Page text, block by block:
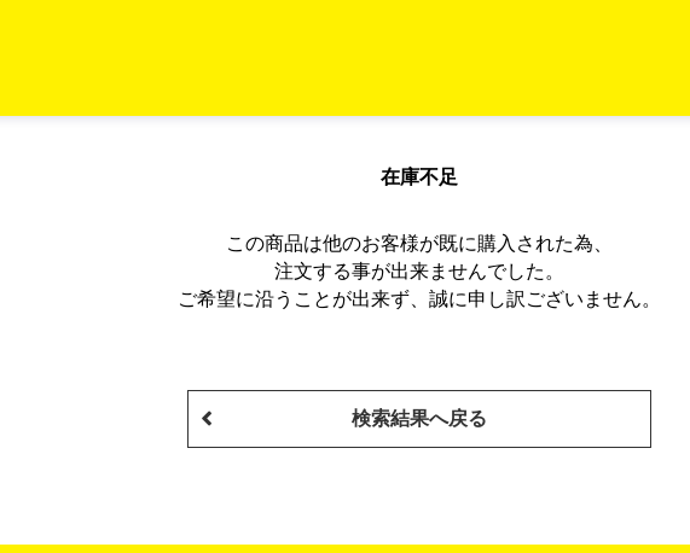
在庫不足
この商品は他のお客様が既に購入された為、
注文する事が出来ませんでした。
ご希望に沿うことが出来ず、誠に申し訳ございません。
検索結果へ戻る